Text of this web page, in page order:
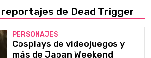
de Dead Trigger
PERSONAJES
Cosplays de videojuegos y
más de Japan Weekend